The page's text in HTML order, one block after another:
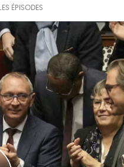
ÉPISODES